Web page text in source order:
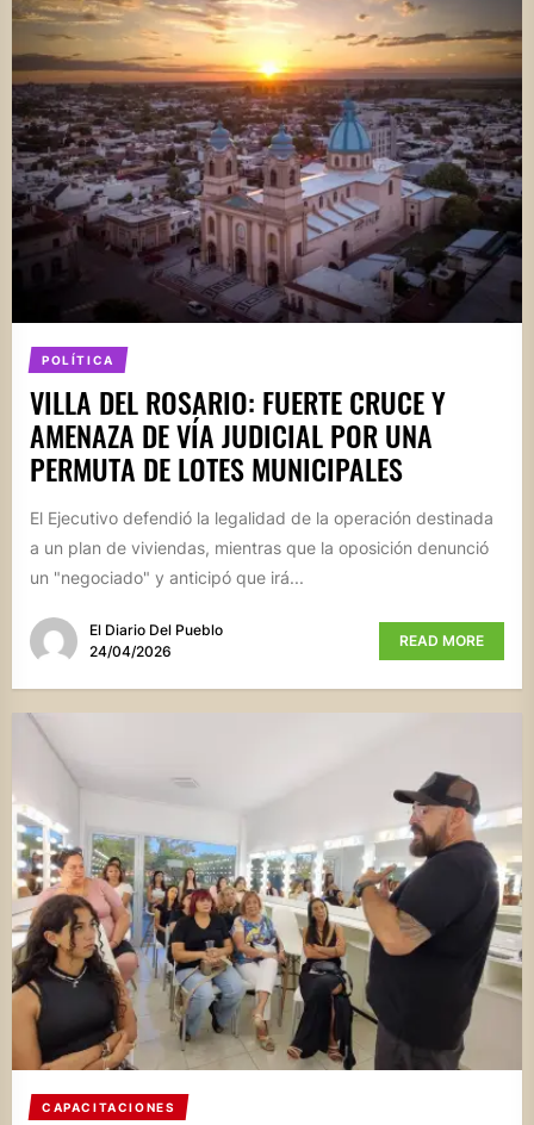
POLÍTICA
VILLA DEL ROSARIO: FUERTE CRUCE Y
AMENAZA DE VÍA JUDICIAL POR UNA
PERMUTA DE LOTES MUNICIPALES
El Ejecutivo defendió la legalidad de la operación destinada
a un plan de viviendas, mientras que la oposición denunció
un "negociado" y anticipó que irá...
El Diario Del Pueblo
24/04/2026
READ MORE
CAPACITACIONES